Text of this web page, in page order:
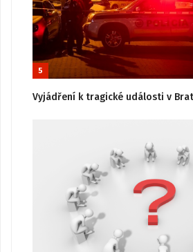
5
Vyjádření k tragické události v